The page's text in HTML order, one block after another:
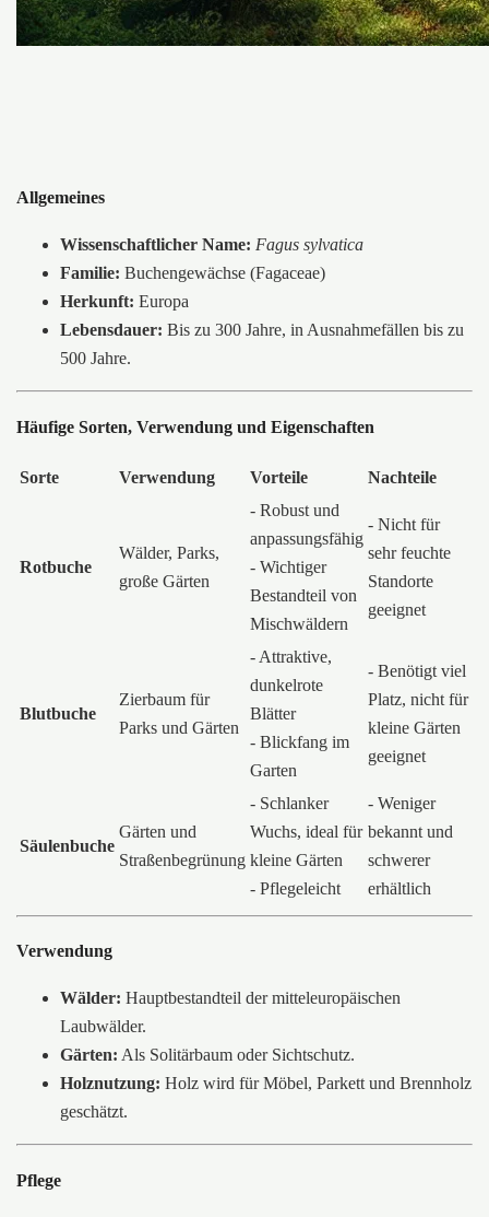
Allgemeines
Wissenschaftlicher Name: Fagus sylvatica
Familie: Buchengewächse (Fagaceae)
Herkunft: Europa
Lebensdauer: Bis zu 300 Jahre, in Ausnahmefällen bis zu
500 Jahre.
Häufige Sorten, Verwendung und Eigenschaften
Sorte Verwendung Vorteile Nachteile
Rotbuche
Wälder, Parks,
große Gärten
- Robust und
anpassungsfähig
- Wichtiger
Bestandteil von
Mischwäldern
- Nicht für
sehr feuchte
Standorte
geeignet
Blutbuche
Zierbaum für
Parks und Gärten
- Attraktive,
dunkelrote
Blätter
- Blickfang im
Garten
- Benötigt viel
Platz, nicht für
kleine Gärten
geeignet
Säulenbuche
Gärten und
Straßenbegrünung
- Schlanker
Wuchs, ideal für
kleine Gärten
- Pflegeleicht
- Weniger
bekannt und
schwerer
erhältlich
Verwendung
Wälder: Hauptbestandteil der mitteleuropäischen
Laubwälder.
Gärten: Als Solitärbaum oder Sichtschutz.
Holznutzung: Holz wird für Möbel, Parkett und Brennholz
geschätzt.
Pflege